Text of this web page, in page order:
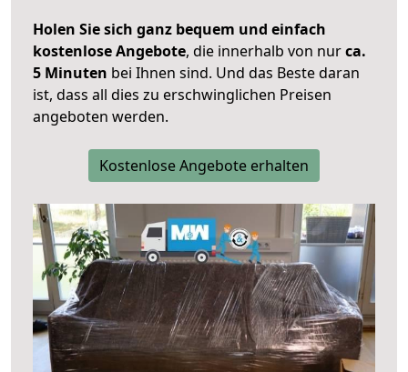
Holen Sie sich ganz bequem und einfach
kostenlose Angebote, die innerhalb von nurca.
5 Minuten bei Ihnen sind. Und das Beste daran
ist, dass all dies zu erschwinglichen Preisen
angeboten werden.
Kostenlose Angebote erhalten